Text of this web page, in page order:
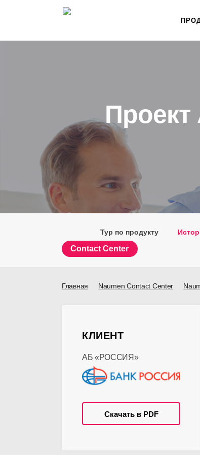
Тур по продукту
Contact Center
Главная Naumen Contact Center
КЛИЕНТ
АБ «РОССИЯ»
Скачать в PDF